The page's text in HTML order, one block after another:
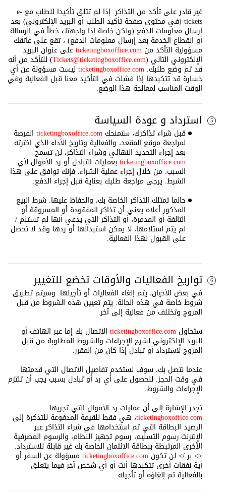
غير قادر على تأكد من التذاكر: إذا لم تتلق تأكيدا للطلب مع e-
tickets (في محتوى صفحة تأكيد الطلب أو البريد الإلكتروني) بعد
إرسال معلومات الدفع (ولكن خاصة إذا واجهتك خطأ في الرسالة
أو انقطاع الخدمة بعد إرسال معلومات الدفع) ، تقع على عاتقك
مسؤولية التأكد من ticketingboxoffice.comعلى عنوان البريد
الإلكتروني التالي (Tickets@ticketingboxoffice.com) للتأكد من أنه
قد تم وضع طلبك. ticketingboxoffice.com ليست مسؤولة عن أي
خسارة قد تتكبدها إذا فشلت في التأكيد معنا قبل الفعالية وفي
الوقت المناسب لمعالجة هذا الوضع.
5 استرداد و عودة السياسة
قبل شراء تذاكرك، ستمنحك ticketingboxoffice.com الفرصة
لمراجعة موقع المقعد، والفعالية وتاريخ الأداء الذي اخترته.
بعد إجراء التحديد النهائي وشراء التذاكر، لن تسمح
ticketingboxoffice.com بعمليات التبادل أو رد الأموال لأي
السبب. من خلال إجراء عملية الشراء، فإنك توافق على هذا
الشرط. يرجى مراجعة طلبك بعناية قبل إجراء الدفع.
حالما تمتلك التذاكر الخاصة بك، والحفاظ عليها. شرط البيع
المذكور أعلاه يعني أن تذاكر المفقودة أو المسروقة أو
التالفة أو المدمرة، أو التذاكر التي يدعي أنها لم تستلم /
لم يتم استلامها، لا يمكن استبدالها أو ردها وقد لا تحصل
على القبول لهذا الفعالية.
6 تواريخ الفعاليات والأوقات تخضع للتغيير
في بعض الأحيان، يتم إلغاء الفعاليات أو تأجيلها. وسيتم تطبيق
شروط خاصة في هذه الحالة. يتم تعيين هذه الشروط من قبل
المروج وتختلف من فعالية إلى آخر.
ستحاول ticketingboxoffice.com الاتصال بك إما عبر الهاتف أو
البريد الإلكتروني لشرح الإجراءات والشروط المطلوبة من قبل
المروج لاسترداد أو تبادل إذا كان من المقرر.
عندما نتصل بك، سوف نستخدم تفاصيل الاتصال التي قدمتها
في وقت الحجز. للحصول على أي رد أو تبادل بسبب يجب أن تلتزم
الإجراءات والشروط.
تجدر الإشارة إلى أن عمليات رد الأموال التي تجريها
ticketingboxoffice.com، هي فقط للقيمة المدفوعة للتذكرة إلى
الرصيد البطاقة التي تم استخدامها في شراء التذاكر عبر
الإنترنت.رسوم التسليم، رسوم تجهيز النظام، والرسوم المصرفية
الأخرى المرتبطة ببطاقة الائتمان الخاصة بك غير قابلة للاسترداد.
<> بر /> لن تكون ticketingboxoffice.comمسؤولة عن السفر أو
أية نفقات أخرى تتكبدها أنت أو أي شخص آخر فيما يتعلق
بالفعالية تم إلغاؤه أو تأجيله.